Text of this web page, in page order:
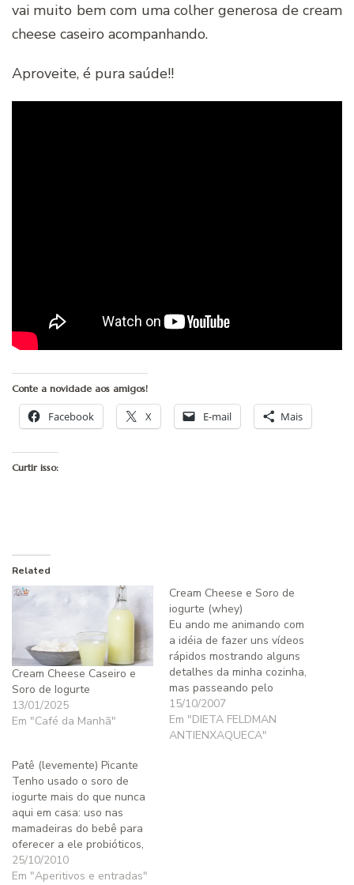
vai muito bem com uma colher generosa de cream
cheese caseiro acompanhando.
Aproveite, é pura saúde!!
Conte a novidade aos amigos!
Facebook X E-mail Mais
Curtir isso:
Related
Cream Cheese Caseiro e
Soro de Iogurte
13/01/2025
Em "Café da Manhã"
Cream Cheese e Soro de
iogurte (whey)
Eu ando me animando com
a idéia de fazer uns vídeos
rápidos mostrando alguns
detalhes da minha cozinha,
mas passeando pelo
YouTube encontrei esse
vídeo que mostra
exatamente como eu faço o
15/10/2007
Em "DIETA FELDMAN
ANTIENXAQUECA"
Patê (levemente) Picante
Tenho usado o soro de
iogurte mais do que nunca
aqui em casa: uso nas
mamadeiras do bebê para
oferecer a ele probióticos,
uso no molho do arroz, do
feijão e outros grão que
25/10/2010
Em "Aperitivos e entradas"